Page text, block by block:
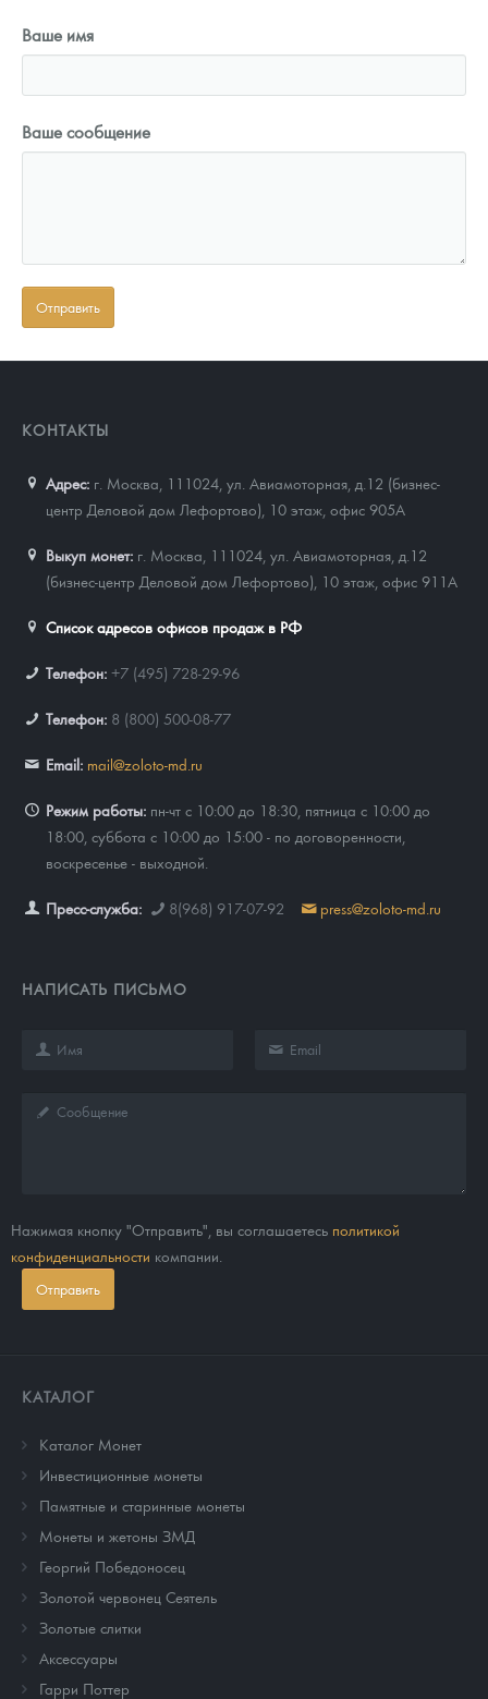
Ваше имя
Ваше сообщение
КОНТАКТЫ
Адрес: г. Москва, 111024 ул. Авиамоторная, д.12 (бизнес-
центр Деловой дом Лефортово), 10 этаж, офис 905А
Выкуп монет: г. Москва, 111024, ул. Авиамоторная, д.12
(бизнес-центр Деловой дом Лефортово), 10 этаж, офис 911А
Список адресов офисов продаж в РФ
Телефон: +7 (495) 728-29-96
Телефон: 8 (800) 500-08-77
Email: mail@zoloto-md.ru
Режим работы: пн-чт с 10:00 до 18:30, пятница с 10:00 до
18:00, суббота с 10:00 до 15:00 - по договоренности,
воскресенье - выходной.
Пресс-служба: 8(968) 917-07-92 press@zoloto-md.ru
НАПИСАТЬ ПИСЬМО
Нажимая кнопку "Отправить", вы соглашаетесь политикой
конфиденциальности компании.
Отправить
КАТАЛОГ
Каталог Монет
Инвестиционные монеты
Памятные и старинные монеты
Монеты и жетоны ЗМД
Георгий Победоносец
Золотой червонец Сеятель
Золотые слитки
Аксессуары
Гарри Поттер